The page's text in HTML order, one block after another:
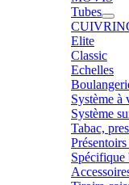
Tubes
Elite
Classic
Echelles
Système à
Système
Tabac,
Spécifique